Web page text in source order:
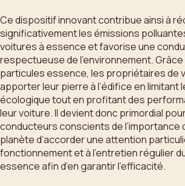
Ce dispositif innovant contribue ainsi à
significativement les émissions
voitures à essence et favorise une
respectueuse de l’environnement.
particules essence, les propriétaires de
apporter leur pierre à l’édifice en limitant
écologique tout en profitant des
leur voiture. Il devient donc primordial
conducteurs conscients de
planète d’accorder une attention
fonctionnement et à l’entretien régulier
essence afin d’en garantir l’efficacité.